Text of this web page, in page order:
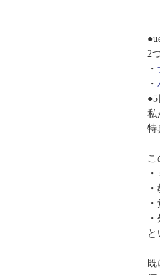
2
・
・
私
特
こ
と